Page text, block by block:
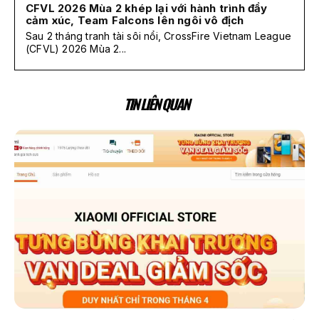
CFVL 2026 Mùa 2 khép lại với hành trình đầy
cảm xúc, Team Falcons lên ngôi vô địch
Sau 2 tháng tranh tài sôi nổi, CrossFire Vietnam League
(CFVL) 2026 Mùa 2...
TIN LIÊN QUAN